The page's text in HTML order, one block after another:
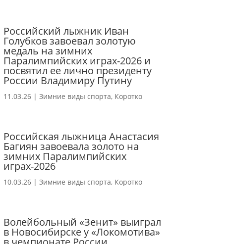
Российский лыжник Иван
Голубков завоевал золотую
медаль на зимних
Паралимпийских играх-2026 и
посвятил ее лично президенту
России Владимиру Путину
11.03.26| Зимние виды спорта, Коротко
Российская лыжница Анастасия
Багиян завоевала золото на
зимних Паралимпийских
играх-2026
10.03.26| Зимние виды спорта, Коротко
Волейбольный «Зенит» выиграл
в Новосибирске у «Локомотива»